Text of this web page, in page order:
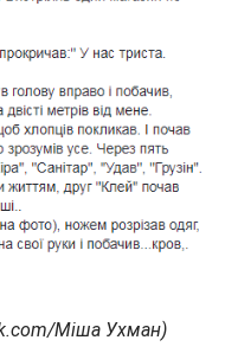
Міша Ухман)